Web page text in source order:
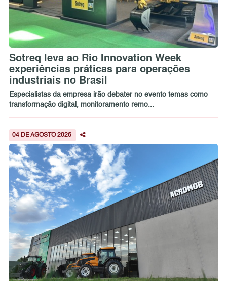
Sotreq leva ao Rio Innovation Week
experiências práticas para operações
industriais no Brasil
Especialistas da empresa irão debater no evento temas como
transformação digital, monitoramento remo...
04 DE AGOSTO 2026